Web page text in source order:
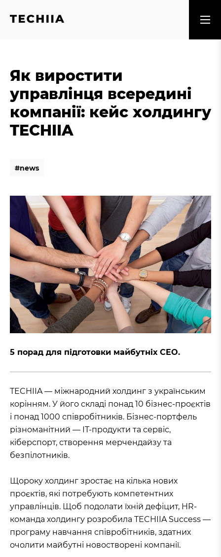
Як виростити
управлінця всередині
компанії: кейс холдингу
TECHIIA
#news
5 порад для підготовки майбутніх CEO.
TECHIIA — міжнародний холдинг з українським
корінням. У його складі понад 10 бізнес-проєктів
і понад 1000 співробітників. Бізнес-портфель
різноманітний — IT-продукти та сервіс,
кіберспорт, створення мерчендайзу та
безпілотників.
Щороку холдинг зростає на кілька нових
проєктів, які потребують компетентних
управлінців. Щоб подолати їхній дефіцит, HR-
команда холдингу розробила TECHIIA Success —
програму навчання співробітників, здатних
очолити майбутні новостворені компанії.